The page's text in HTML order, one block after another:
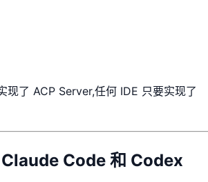
了 ACP Server,任何 IDE 只要实现了
Code 和 Codex